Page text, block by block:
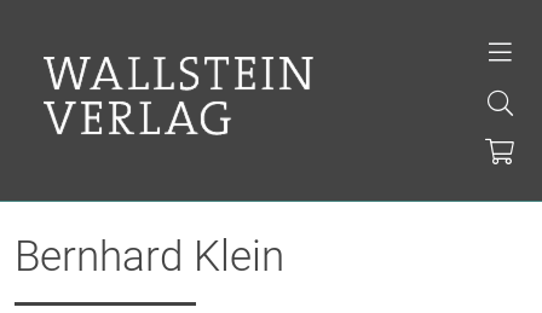
Bernhard Klein